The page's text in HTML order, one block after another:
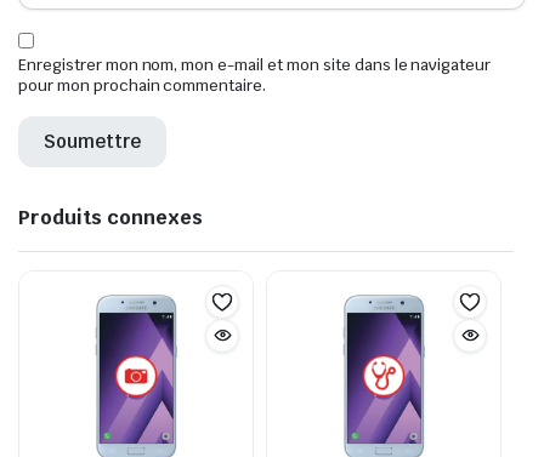
Enregistrer mon nom, mon e-mail et mon site dans le navigateur
pour mon prochain commentaire.
Produits connexes